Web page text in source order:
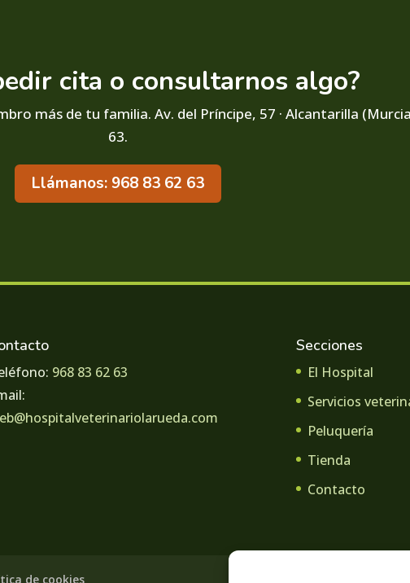
cita o consultarnos algo?
más de tu familia. Av. del Príncipe, 57 · Alcantarilla
63.
Llámanos: 968 83 62 63
968 83 62 63
Secciones
El Hospital
Servicios
Peluquería
Tienda
Contacto
de cookies